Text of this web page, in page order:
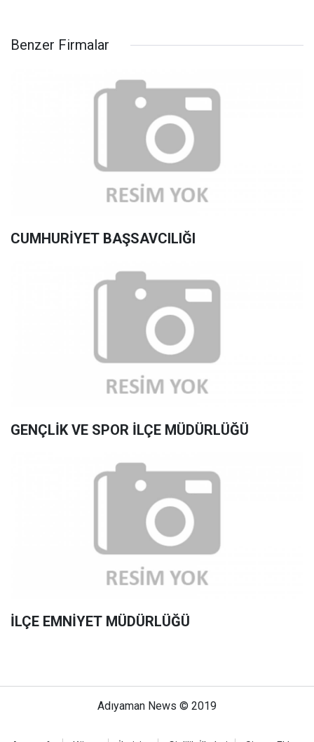
Benzer Firmalar
CUMHURİYET BAŞSAVCILIĞI
GENÇLİK VE SPOR İLÇE MÜDÜRLÜĞÜ
İLÇE EMNİYET MÜDÜRLÜĞÜ
Adıyaman News © 2019